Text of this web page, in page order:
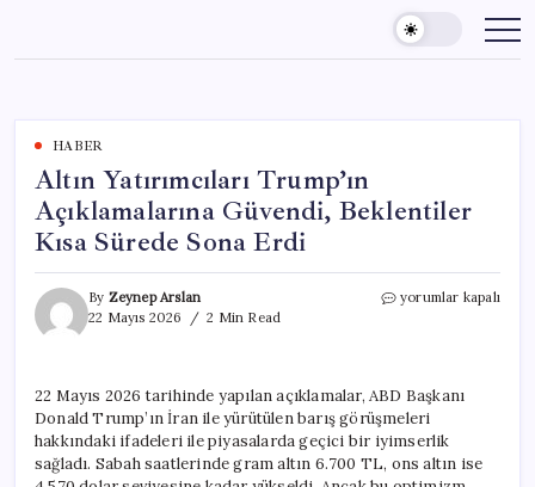
content
HABER
Altın Yatırımcıları Trump’ın
Açıklamalarına Güvendi, Beklentiler
Kısa Sürede Sona Erdi
By Zeynep Arslan
22 Mayıs 2026
2 Min Read
Altın
Beklentiler
Kısa
Sürede
Sona
Erdi
yorumlar kapalı
22 Mayıs 2026 tarihinde yapılan açıklamalar, ABD Başkanı
Donald Trump’ın İran ile yürütülen barış görüşmeleri
hakkındaki ifadeleri ile piyasalarda geçici bir iyimserlik
sağladı. Sabah saatlerinde gram altın 6.700 TL, ons altın ise